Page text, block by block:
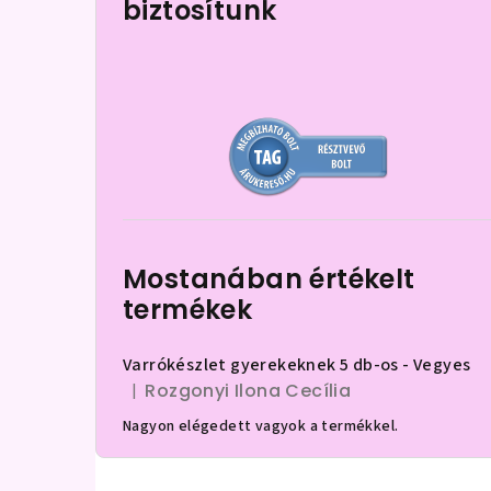
biztosítunk
Mostanában értékelt
termékek
Varrókészlet gyerekeknek 5 db-os - Vegyes
A termék értékelése 5-ből 5 csillag.
Rozgonyi Ilona Cecília
Nagyon elégedett vagyok a termékkel.